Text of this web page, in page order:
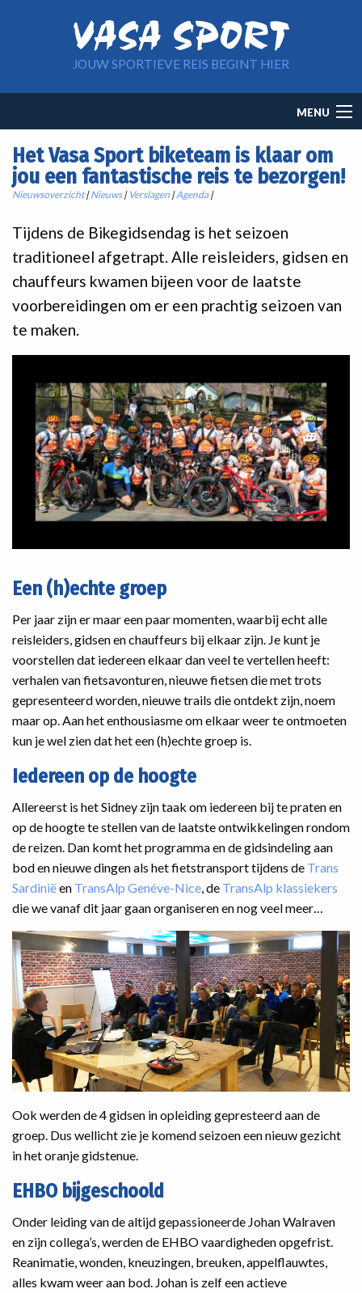
JOUW SPORTIEVE REIS BEGINT HIER
navigation
MENU
Het Vasa Sport biketeam is klaar om
jou een fantastische reis te bezorgen!
Nieuwsoverzicht|Nieuws| Verslagen |Agenda|
Tijdens de Bikegidsendag is het seizoen
traditioneel afgetrapt. Alle reisleiders, gidsen en
chauffeurs kwamen bijeen voor de laatste
voorbereidingen om er een prachtig seizoen van
te maken.
Een (h)echte groep
Per jaar zijn er maar een paar momenten, waarbij echt alle
reisleiders, gidsen en chauffeurs bij elkaar zijn. Je kunt je
voorstellen dat iedereen elkaar dan veel te vertellen heeft:
verhalen van fietsavonturen, nieuwe fietsen die met trots
gepresenteerd worden, nieuwe trails die ontdekt zijn, noem
maar op. Aan het enthousiasme om elkaar weer te ontmoeten
kun je wel zien dat het een (h)echte groep is.
Iedereen op de hoogte
Allereerst is het Sidney zijn taak om iedereen bij te praten en
op de hoogte te stellen van de laatste ontwikkelingen rondom
de reizen. Dan komt het programma en de gidsindeling aan
bod en nieuwe dingen als het fietstransport tijdens de Trans
Sardiniëen TransAlp Genéve-Nice, de TransAlp klassiekers
die we vanaf dit jaar gaan organiseren en nog veel meer…
Ook werden de 4 gidsen in opleiding gepresteerd aan de
groep. Dus wellicht zie je komend seizoen een nieuw gezicht
in het oranje gidstenue.
EHBO bijgeschoold
Onder leiding van de altijd gepassioneerde Johan Walraven
en zijn collega’s, werden de EHBO vaardigheden opgefrist.
Reanimatie, wonden, kneuzingen, breuken, appelflauwtes,
alles kwam weer aan bod. Johan is zelf een actieve